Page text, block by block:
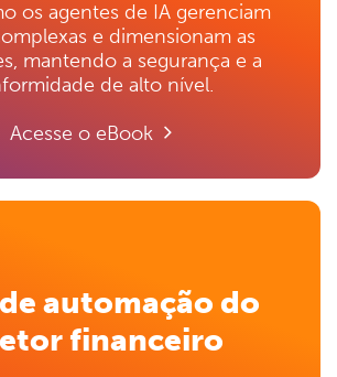
os agentes de IA gerenciam
e dimensionam as
mantendo a segurança e a
de alto nível.
Acesse o eBook
automação do
financeiro